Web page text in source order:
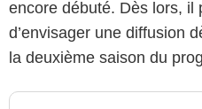
encore débuté. Dès lors, il
d’envisager une diffusion
la deuxième saison du